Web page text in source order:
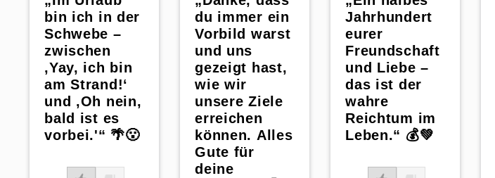
bin ich in der
Schwebe –
zwischen
‚Yay, ich bin
am Strand!‘
und ‚Oh nein,
bald ist es
vorbei.'“ 🌴😮
du immer ein
Vorbild warst
und uns
gezeigt hast,
wie wir
unsere Ziele
erreichen
können. Alles
Gute für
deine
Jahrhundert
eurer
Freundschaft
und Liebe –
das ist der
wahre
Reichtum im
Leben.“ 💰💚